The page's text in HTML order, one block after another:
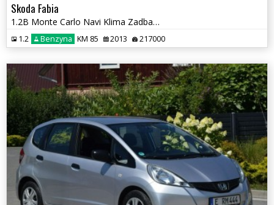
Skoda Fabia
1.2B Monte Carlo Navi Klima Zadbany Sprowadzony Opłacony
1.2 Benzyna KM 85 2013 217000